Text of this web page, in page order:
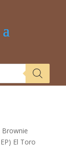
El Toro